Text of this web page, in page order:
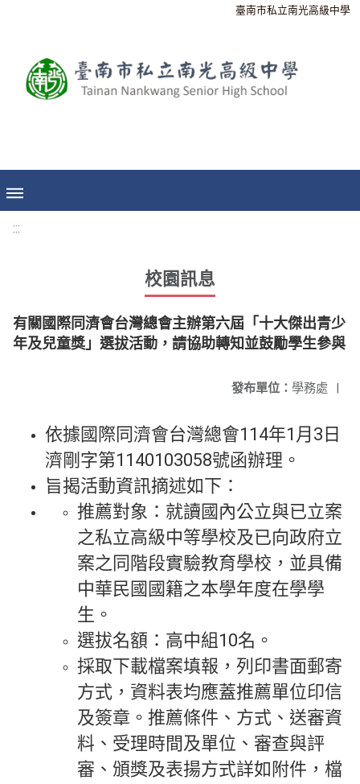
臺南市私立南光高級中學
:::
校園訊息
有關國際同濟會台灣總會主辦第六屆「十大傑出青少
年及兒童獎」選拔活動，請協助轉知並鼓勵學生參與
發布單位： 學務處 |
依據國際同濟會台灣總會114年1月3日
濟剛字第1140103058號函辦理。
旨揭活動資訊摘述如下：
推薦對象：就讀國內公立與已立案
之私立高級中等學校及已向政府立
案之同階段實驗教育學校，並具備
中華民國國籍之本學年度在學學
生。
選拔名額：高中組10名。
採取下載檔案填報，列印書面郵寄
方式，資料表均應蓋推薦單位印信
及簽章。推薦條件、方式、送審資
料、受理時間及單位、審查與評
審、頒獎及表揚方式詳如附件，檔